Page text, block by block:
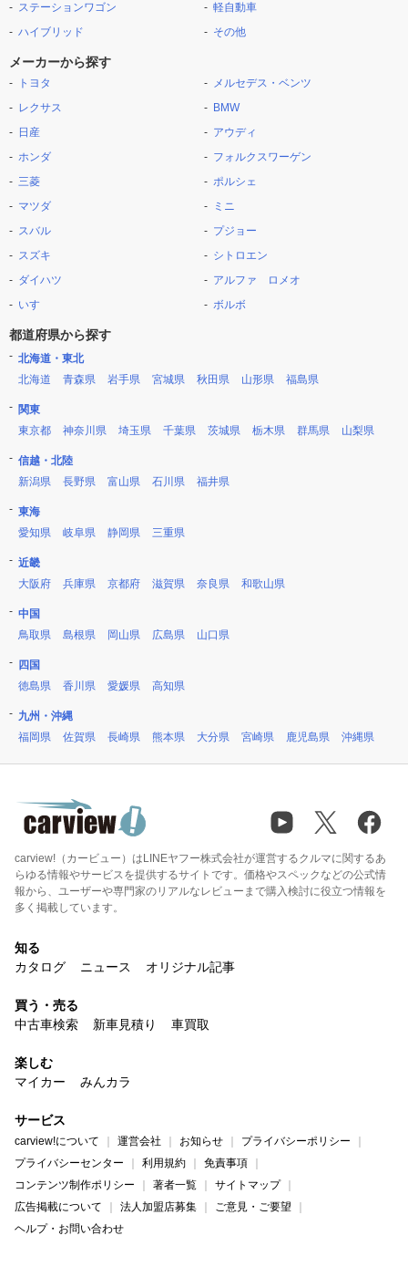
ステーションワゴン
ハイブリッド
軽自動車
その他
メーカーから探す
トヨタ
レクサス
日産
ホンダ
三菱
マツダ
スバル
スズキ
ダイハツ
いすゞ
メルセデス・ベンツ
BMW
アウディ
フォルクスワーゲン
ポルシェ
ミニ
プジョー
シトロエン
アルファ ロメオ
ボルボ
都道府県から探す
北海道・東北
北海道
青森県 岩手県 宮城県 秋田県 山形県 福島県
関東
東京都
神奈川県 埼玉県 千葉県 茨城県 栃木県 群馬県 山梨県
信越・北陸
新潟県
長野県 富山県 石川県 福井県
東海
愛知県
岐阜県 静岡県 三重県
近畿
大阪府
兵庫県 京都府 滋賀県 奈良県 和歌山県
中国
鳥取県
島根県 岡山県 広島県 山口県
四国
徳島県
香川県 愛媛県 高知県
九州・沖縄
福岡県
佐賀県 長崎県 熊本県 大分県 宮崎県 鹿児島県 沖縄県
carview!（カービュー）はLINEヤフー株式会社が運営するクルマに関するあ
らゆる情報やサービスを提供するサイトです。価格やスペックなどの公式情
報から、ユーザーや専門家のリアルなレビューまで購入検討に役立つ情報を
多く掲載しています。
知る
カタログ
ニュース オリジナル記事
買う・売る
中古車検索
新車見積り 車買取
楽しむ
マイカー
みんカラ
サービス
carview!について 運営会社 お知らせ
プライバシーポリシー
プライバシーセンター
利用規約
免責事項
コンテンツ制作ポリシー
著者一覧
サイトマップ
広告掲載について
法人加盟店募集
ご意見・ご要望
ヘルプ・お問い合わせ